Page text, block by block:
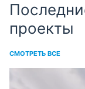
проекты
СМОТРЕТЬ ВСЕ